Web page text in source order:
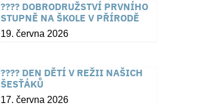
???? DOBRODRUŽSTVÍ PRVNÍHO
STUPNĚ NA ŠKOLE V PŘÍRODĚ
19. června 2026
???? DEN DĚTÍ V REŽII NAŠICH
ŠESŤÁKŮ
17. června 2026